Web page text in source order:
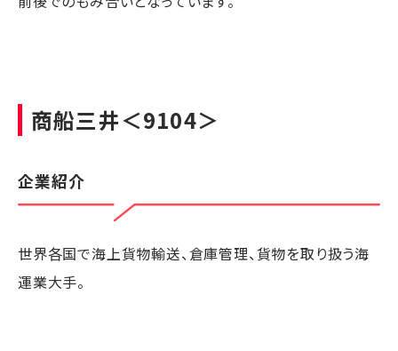
商船三井＜9104＞
企業紹介
世界各国で海上貨物輸送、倉庫管理、貨物を取り扱う海
運業大手。